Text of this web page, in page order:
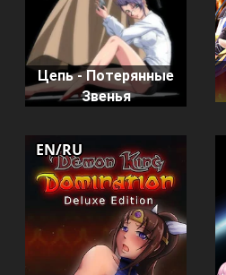
Цепь - Потерянные
Звенья
EN/RU